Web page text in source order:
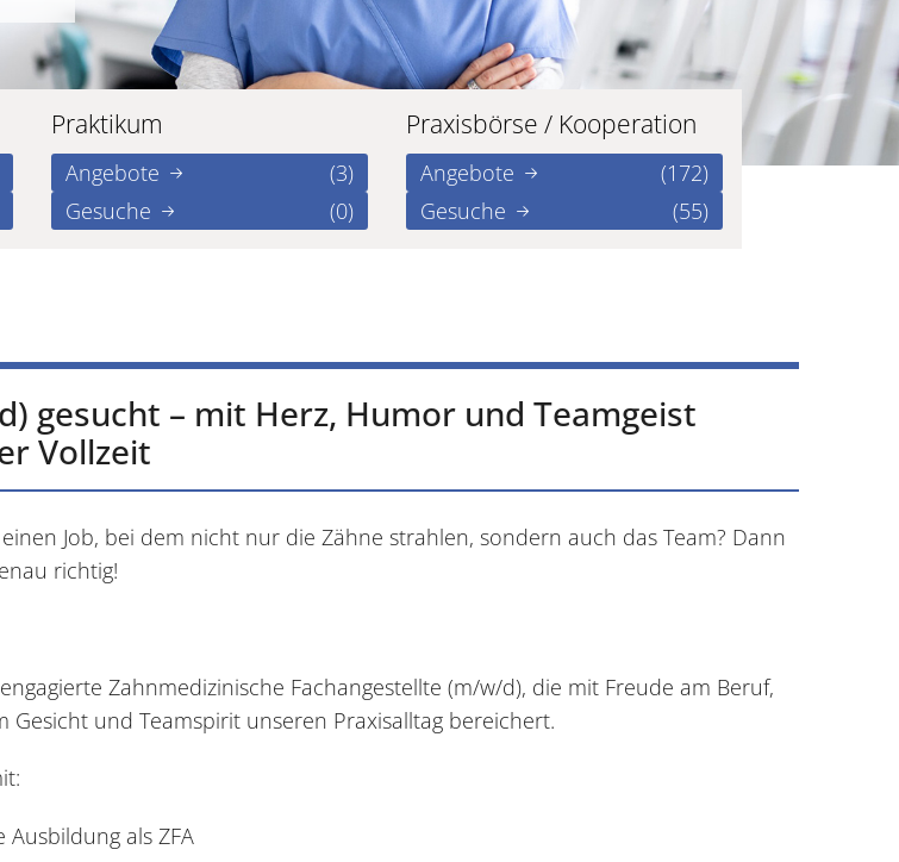
Praktikum
Angebote
(3)
Gesuche
(0)
Praxisbörse / Kooperation
Angebote
(172)
Gesuche
(55)
gesucht – mit Herz, Humor und Teamgeist
Vollzeit
Job, bei dem nicht nur die Zähne strahlen, sondern auch das Team? Dann
richtig!
Zahnmedizinische Fachangestellte (m/w/d), die mit Freude am Beruf,
Gesicht und Teamspirit unseren Praxisalltag bereichert.
Ausbildung als ZFA